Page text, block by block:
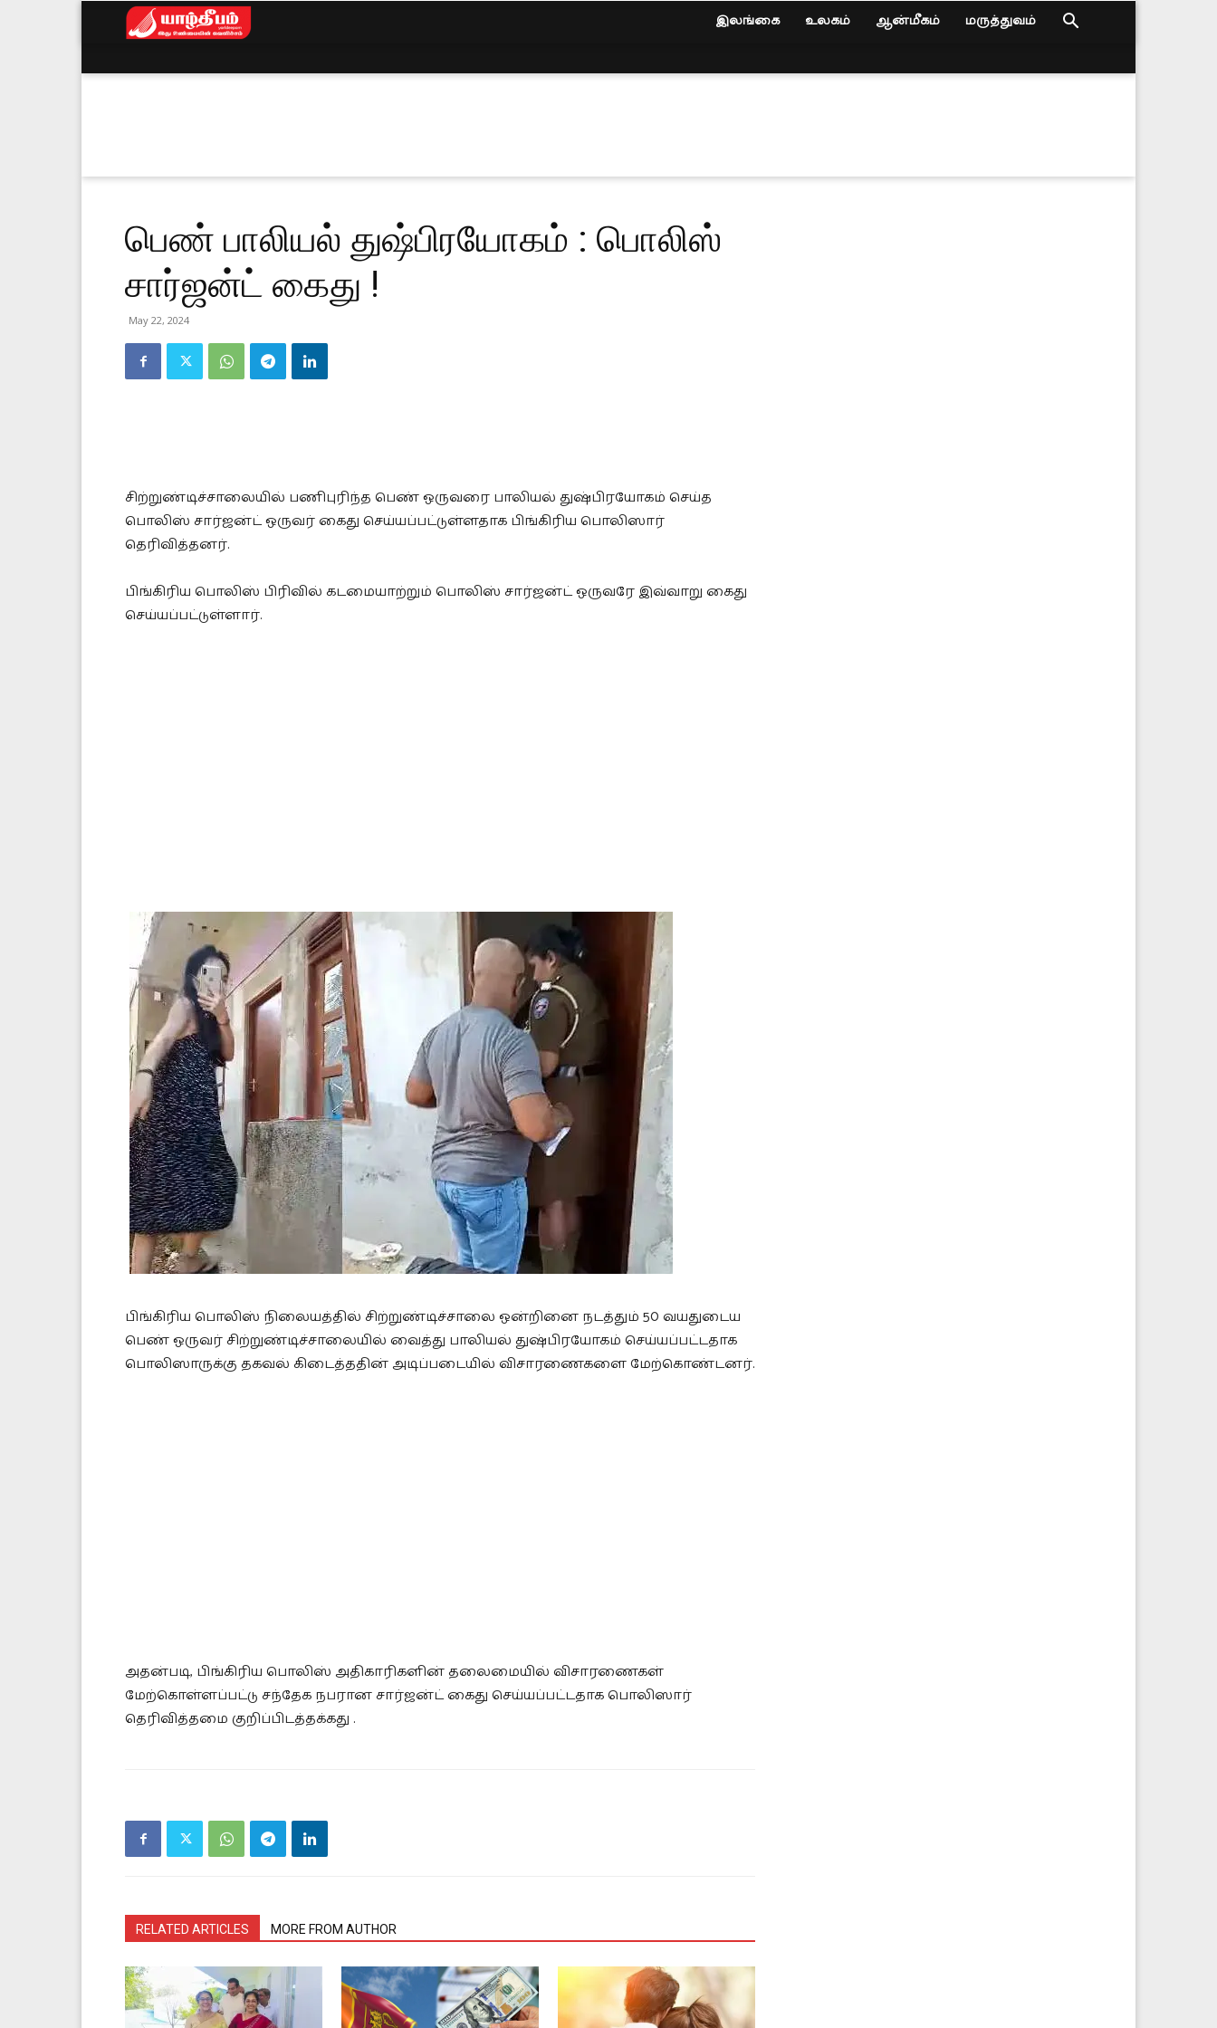
இலங்கை உலகம் ஆன்மீகம் மருத்துவம்
பெண் பாலியல் துஷ்பிரயோகம் : பொலிஸ்
சார்ஜன்ட் கைது !
May 22, 2024
சிற்றுண்டிச்சாலையில் பணிபுரிந்த பெண் ஒருவரை பாலியல் துஷ்பிரயோகம் செய்த
பொலிஸ் சார்ஜன்ட் ஒருவர் கைது செய்யப்பட்டுள்ளதாக பிங்கிரிய பொலிஸார்
தெரிவித்தனர்.
பிங்கிரிய பொலிஸ் பிரிவில் கடமையாற்றும் பொலிஸ் சார்ஜன்ட் ஒருவரே இவ்வாறு கைது
செய்யப்பட்டுள்ளார்.
பிங்கிரிய பொலிஸ் நிலையத்தில் சிற்றுண்டிச்சாலை ஒன்றினை நடத்தும் 50 வயதுடைய
பெண் ஒருவர் சிற்றுண்டிச்சாலையில் வைத்து பாலியல் துஷ்பிரயோகம் செய்யப்பட்டதாக
பொலிஸாருக்கு தகவல் கிடைத்ததின் அடிப்படையில் விசாரணைகளை மேற்கொண்டனர்.
அதன்படி, பிங்கிரிய பொலிஸ் அதிகாரிகளின் தலைமையில் விசாரணைகள்
மேற்கொள்ளப்பட்டு சந்தேக நபரான சார்ஜன்ட் கைது செய்யப்பட்டதாக பொலிஸார்
தெரிவித்தமை குறிப்பிடத்தக்கது .
RELATED ARTICLES MORE FROM AUTHOR